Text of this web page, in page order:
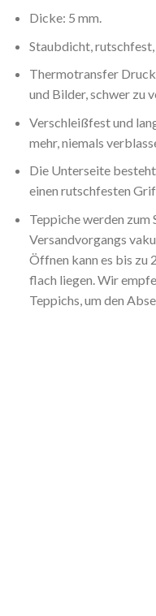
Dicke: 5 mm.
Staubdicht, rutschfest,
Thermotransfer
und Bilder, schwer zu
Verschleißfest und
mehr, niemals
Die Unterseite
einen rutschfesten
Teppiche werden zum
Versandvorgangs
Öffnen kann es bis zu
flach liegen. Wir
Teppichs, um den